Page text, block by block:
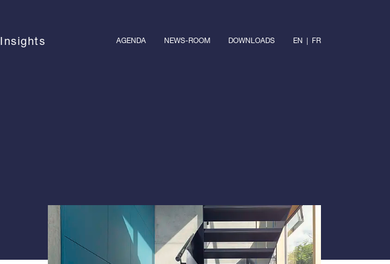
Insights AGENDA NEWS-ROOM DOWNLOADS EN | FR